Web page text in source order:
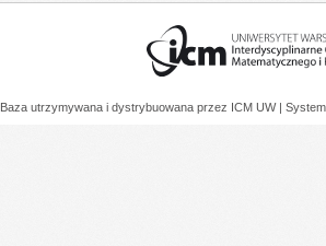
Baza utrzymywana i dystrybuowana przez ICM UW |